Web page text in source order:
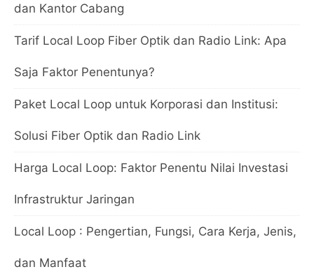
dan Kantor Cabang
Tarif Local Loop Fiber Optik dan Radio Link: Apa
Saja Faktor Penentunya?
Paket Local Loop untuk Korporasi dan Institusi:
Solusi Fiber Optik dan Radio Link
Harga Local Loop: Faktor Penentu Nilai Investasi
Infrastruktur Jaringan
Local Loop : Pengertian, Fungsi, Cara Kerja, Jenis,
dan Manfaat